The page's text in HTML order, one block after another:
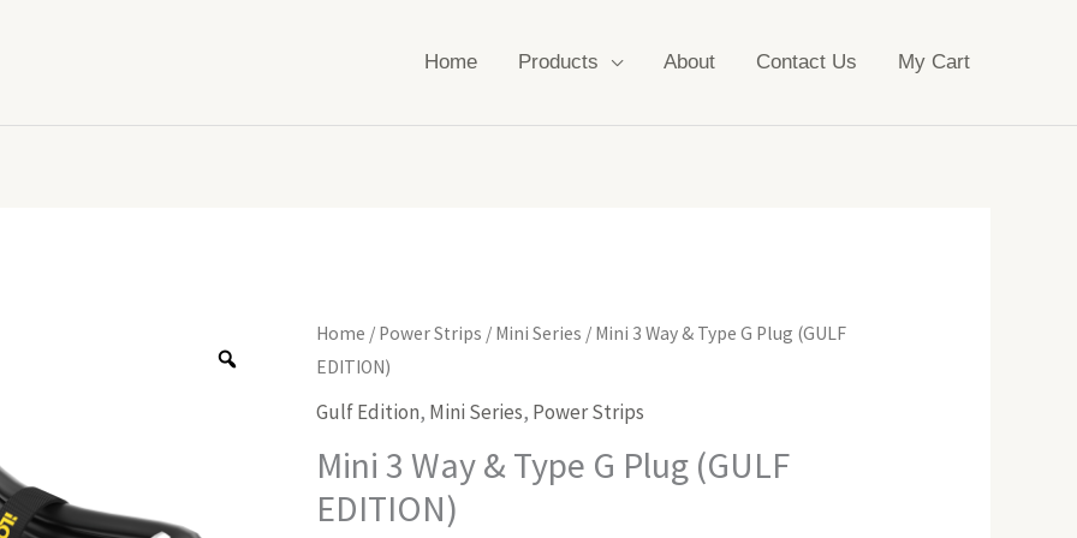
Home Products About Contact Us My Cart
Home / Power Strips / Mini Series / Mini 3 Way & Type G Plug (GULF
EDITION)
Gulf Edition, Mini Series, Power Strips
Mini 3 Way & Type G Plug (GULF
EDITION)
Mini
3
Way
Type
G